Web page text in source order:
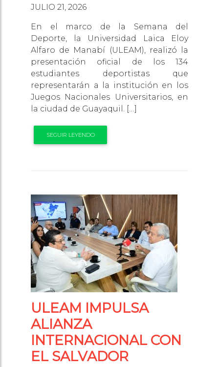
JULIO 21, 2026
En el marco de la Semana del
Deporte, la Universidad Laica Eloy
Alfaro de Manabí (ULEAM), realizó la
presentación oficial de los 134
estudiantes deportistas que
representarán a la institución en los
Juegos Nacionales Universitarios, en
la ciudad de Guayaquil. […]
SEGUIR LEYENDO
ULEAM IMPULSA
ALIANZA
INTERNACIONAL CON
EL SALVADOR